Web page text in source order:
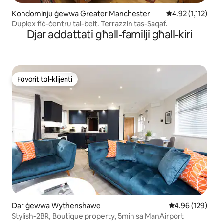
Kondominju ġewwa Greater Manchester Rating medju
4.92 (1,112)
Duplex fiċ-ċentru tal-belt. Terrazzin tas-Saqaf.
Djar addattati għall-familji għall-kiri
Favorit tal-klijenti
Favorit tal-klijenti
Dar ġewwa Wythenshawe Rating medju
4.96 (129)
Stylish-2BR, Boutique property, 5min sa ManAirport